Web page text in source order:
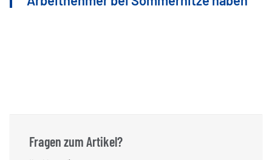
Fragen zum Artikel?